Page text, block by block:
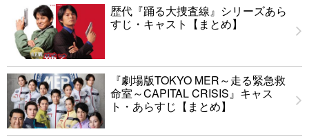
歴代『踊る大捜査線』シリーズあら
すじ・キャスト【まとめ】
『劇場版TOKYO MER～走る緊急救
命室～CAPITAL CRISIS』キャス
ト・あらすじ【まとめ】